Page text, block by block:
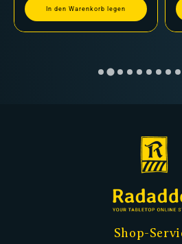
In den Warenkorb legen
Shop-